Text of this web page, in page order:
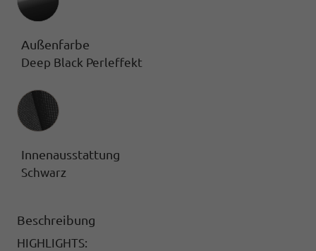
Außenfarbe
Deep Black Perleffekt
Innenausstattung
Innenausstattung
Schwarz
Beschreibung
HIGHLIGHTS: